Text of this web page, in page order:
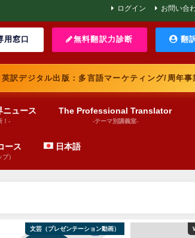
ログイン お問い合
用窓口 無料翻訳力診断 翻
英訳デジタル出版：多言語マーケティング/周年事
ニュース
！-
The Professional Translator
-テーマ別講義室-
ース
）
日本語
文芸（プレゼンテーション動画）